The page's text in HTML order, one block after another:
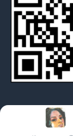
© 2025 Pathak